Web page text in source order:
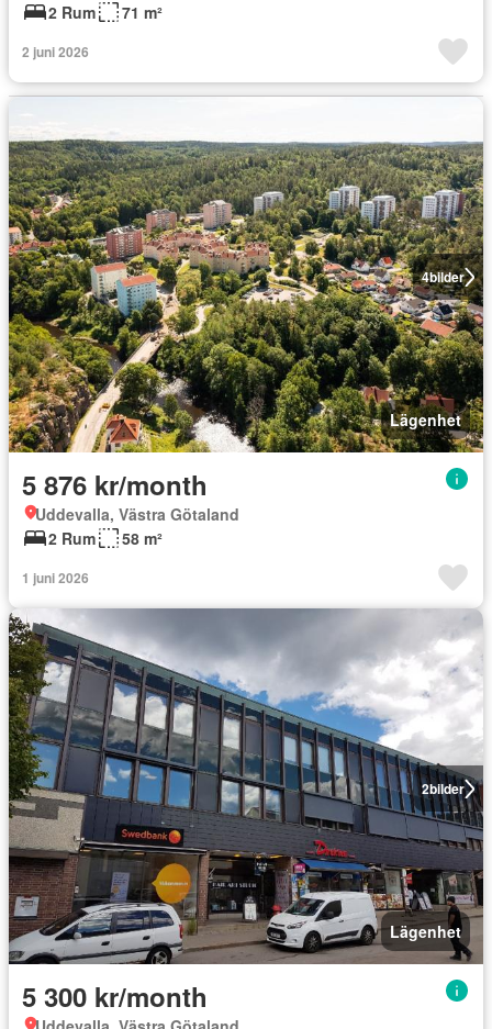
2 Rum
71 m²
2 juni 2026
4bilder
Lägenhet
5 876 kr/month
Uddevalla, Västra Götaland
2 Rum
58 m²
1 juni 2026
2bilder
Lägenhet
5 300 kr/month